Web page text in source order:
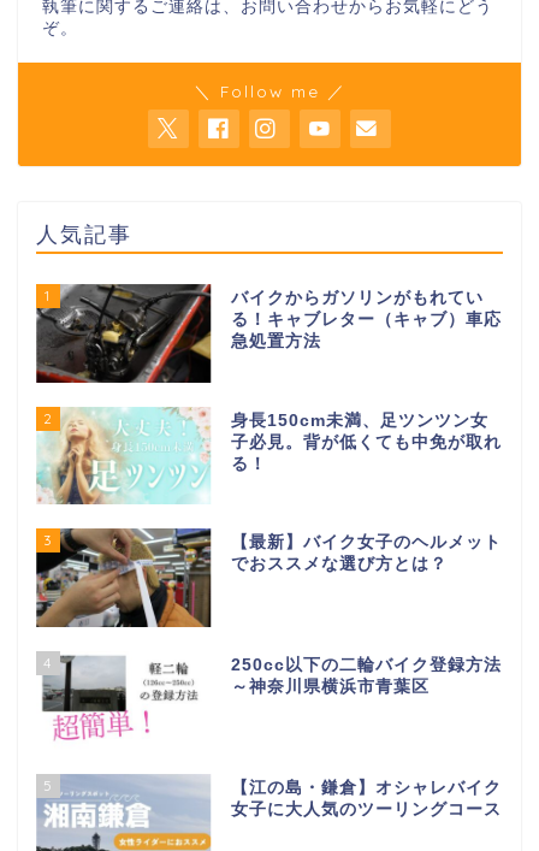
執筆に関するご連絡は、お問い合わせからお気軽にどう
ぞ。
＼ Follow me ／
人気記事
1
バイクからガソリンがもれてい
る！キャブレター（キャブ）車応
急処置方法
2
身長150cm未満、足ツンツン女
子必見。背が低くても中免が取れ
る！
3
【最新】バイク女子のヘルメット
でおススメな選び方とは？
4
250cc以下の二輪バイク登録方法
～神奈川県横浜市青葉区
5
【江の島・鎌倉】オシャレバイク
女子に大人気のツーリングコース